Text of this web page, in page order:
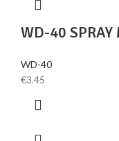
WD-40 SPRAY
WD-40
€3.45